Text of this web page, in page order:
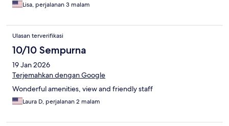
Lisa, perjalanan 3 malam
Ulasan terverifikasi
10/10 Sempurna
19 Jan 2026
Terjemahkan dengan Google
Wonderful amenities, view and friendly staff
Laura D, perjalanan 2 malam